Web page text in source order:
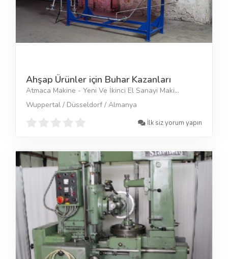
Ahşap Ürünler için Buhar Kazanları
Atmaca Makine - Yeni Ve İkinci El Sanayi Maki...
Wuppertal / Düsseldorf / Almanya
İlk siz yorum yapın